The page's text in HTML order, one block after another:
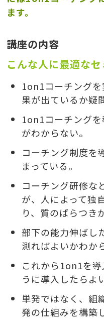
ます。
講座の内容
こんな人に最適な
1on1コーチング
果が出ているか疑
1on1コーチング
がわからない。
コーチング制度を
まっている。
コーチング研修な
が、人によって独
り、質のばらつき
部下の能力伸ばし
測ればよいかわか
これから1on1を
うに導入したらよ
単発ではなく、組
発の仕組みを構築